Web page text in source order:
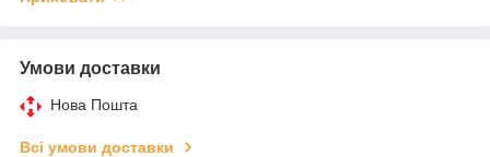
Умови доставки
Нова Пошта
Всі умови доставки